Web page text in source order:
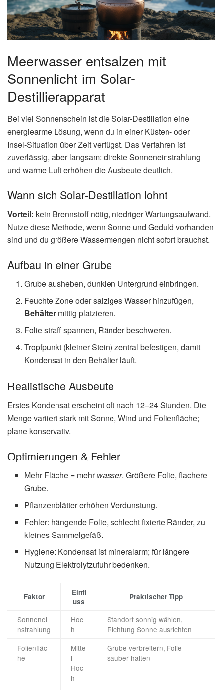
Meerwasser entsalzen mit
Sonnenlicht im Solar-
Destillierapparat
Bei viel Sonnenschein ist die Solar-Destillation eine
energiearme Lösung, wenn du in einer Küsten- oder
Insel‑Situation über Zeit verfügst. Das Verfahren ist
zuverlässig, aber langsam: direkte Sonneneinstrahlung
und warme Luft erhöhen die Ausbeute deutlich.
Wann sich Solar‑Destillation lohnt
Vorteil: kein Brennstoff nötig, niedriger Wartungsaufwand.
Nutze diese Methode, wenn Sonne und Geduld vorhanden
sind und du größere Wassermengen nicht sofort brauchst.
Aufbau in einer Grube
Grube ausheben, dunklen Untergrund einbringen.
Feuchte Zone oder salziges Wasser hinzufügen,
Behälter mittig platzieren.
Folie straff spannen, Ränder beschweren.
Tropfpunkt (kleiner Stein) zentral befestigen, damit
Kondensat in den Behälter läuft.
Realistische Ausbeute
Erstes Kondensat erscheint oft nach 12–24 Stunden. Die
Menge variiert stark mit Sonne, Wind und Folienfläche;
plane konservativ.
Optimierungen & Fehler
Mehr Fläche = mehrwasser. Größere Folie, flachere
Grube.
Pflanzenblätter erhöhen Verdunstung.
Fehler: hängende Folie, schlecht fixierte Ränder, zu
kleines Sammelgefäß.
Hygiene: Kondensat ist mineralarm; für längere
Nutzung Elektrolytzufuhr bedenken.
Faktor
Einfl
uss
Praktischer Tipp
Sonnenei
nstrahlung
Hoc
h
Standort sonnig wählen,
Richtung Sonne ausrichten
Folienfläc
he
Mitte
l–
Hoc
h
Grube verbreitern, Folie
sauber halten